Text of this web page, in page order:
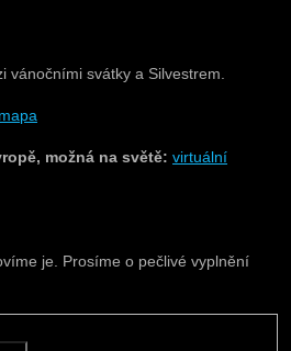
vánočními svátky a Silvestrem.
mapa
možná na světě: virtuální
je. Prosíme o pečlivé vyplnění